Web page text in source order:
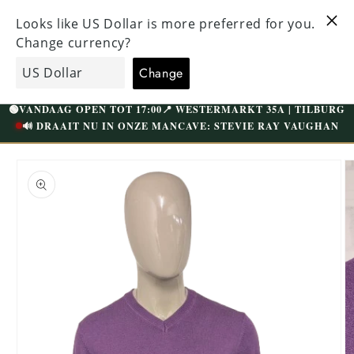
contenido
A
VISITE NUESTRA TIENDA ÚNICA EN TILBURG
WESTERMARKT | APARCAMIENTO GRATUITO
EcoGents
🟢VANDAAG OPEN TOT 17:00📍 WESTERMARKT 35A | TILBURG
🔊 DRAAIT NU IN ONZE MANCAVE: STEVIE RAY VAUGHAN
Ir
a la
información
del producto